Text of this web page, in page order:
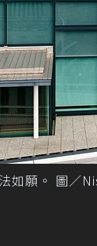
如願。 圖／